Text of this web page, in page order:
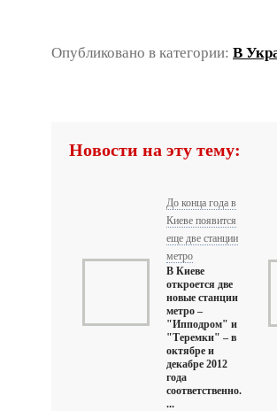
Опубликовано в категории: В
Новости на эту тему:
До конца года в
Киеве появится
еще две станции
метро
В Киеве
откроется две
новые станции
метро –
"Ипподром" и
"Теремки" – в
октябре и
декабре 2012
года
соответственно.
...